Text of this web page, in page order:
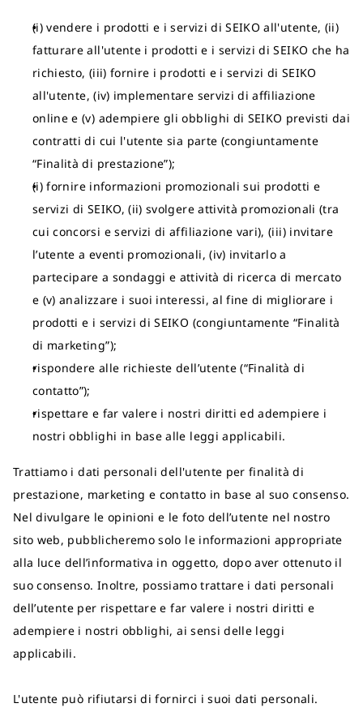
(i) vendere i prodotti e i servizi di SEIKO all'utente, (ii)
fatturare all'utente i prodotti e i servizi di SEIKO che ha
richiesto, (iii) fornire i prodotti e i servizi di SEIKO
all'utente, (iv) implementare servizi di affiliazione
online e (v) adempiere gli obblighi di SEIKO previsti dai
contratti di cui l'utente sia parte (congiuntamente
“Finalità di prestazione”);
(i) fornire informazioni promozionali sui prodotti e
servizi di SEIKO, (ii) svolgere attività promozionali (tra
cui concorsi e servizi di affiliazione vari), (iii) invitare
l’utente a eventi promozionali, (iv) invitarlo a
partecipare a sondaggi e attività di ricerca di mercato
e (v) analizzare i suoi interessi, al fine di migliorare i
prodotti e i servizi di SEIKO (congiuntamente “Finalità
di marketing”);
rispondere alle richieste dell’utente (“Finalità di
contatto”);
rispettare e far valere i nostri diritti ed adempiere i
nostri obblighi in base alle leggi applicabili.
Trattiamo i dati personali dell'utente per finalità di
prestazione, marketing e contatto in base al suo consenso.
Nel divulgare le opinioni e le foto dell’utente nel nostro
sito web, pubblicheremo solo le informazioni appropriate
alla luce dell’informativa in oggetto, dopo aver ottenuto il
suo consenso. Inoltre, possiamo trattare i dati personali
dell’utente per rispettare e far valere i nostri diritti e
adempiere i nostri obblighi, ai sensi delle leggi
applicabili.
L'utente può rifiutarsi di fornirci i suoi dati personali.